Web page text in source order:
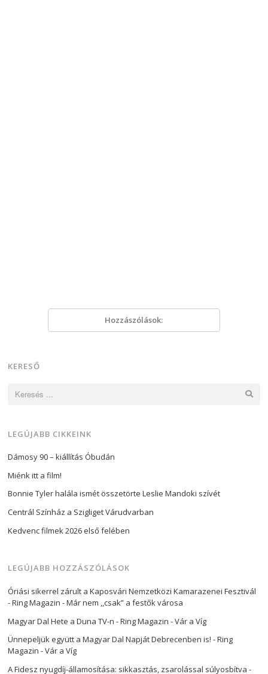
Hozzászólások:
KERESŐ
LEGÚJABB CIKKEINK
Dámosy 90 – kiállítás Óbudán
Miénk itt a film!
Bonnie Tyler halála ismét összetörte Leslie Mandoki szívét
Centrál Színház a Szigliget Várudvarban
Kedvenc filmek 2026 első felében
LEGÚJABB HOZZÁSZÓLÁSOK
Óriási sikerrel zárult a Kaposvári Nemzetközi Kamarazenei Fesztivál
- Ring Magazin -Már nem ,,csak” a festők városa
Magyar Dal Hete a Duna TV-n - Ring Magazin -Vár a Víg
Ünnepeljük együtt a Magyar Dal Napját Debrecenben is! - Ring
Magazin -Vár a Víg
A Fidesz nyugdíj-államosítása: sikkasztás, zsarolással súlyosbítva -